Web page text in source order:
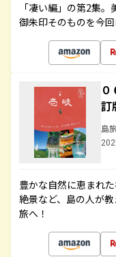
「凄い編」の第2集
御朱印そのものを今
訂
島旅
豊かな自然に恵まれ
絶景など、島の人が
旅へ！